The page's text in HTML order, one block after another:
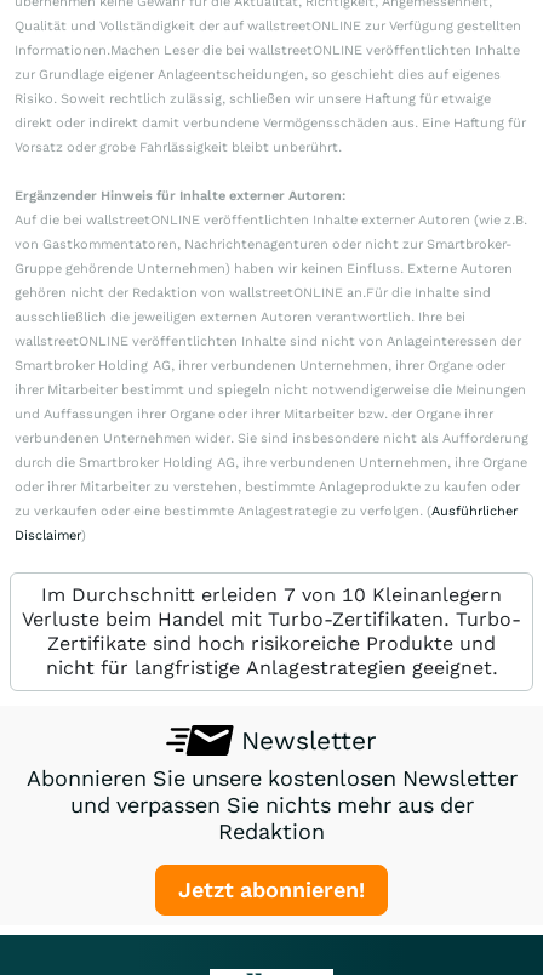
Qualität und Vollständigkeit der auf wallstreetONLINE zur Verfügung gestellten
Informationen.Machen Leser die bei wallstreetONLINE veröffentlichten Inhalte
zur Grundlage eigener Anlageentscheidungen, so geschieht dies auf eigenes
Risiko. Soweit rechtlich zulässig, schließen wir unsere Haftung für etwaige
direkt oder indirekt damit verbundene Vermögensschäden aus. Eine Haftung für
Vorsatz oder grobe Fahrlässigkeit bleibt unberührt.
Ergänzender Hinweis für Inhalte externer Autoren:
Auf die bei wallstreetONLINE veröffentlichten Inhalte externer Autoren (wie z.B.
von Gastkommentatoren, Nachrichtenagenturen oder nicht zur Smartbroker-
Gruppe gehörende Unternehmen) haben wir keinen Einfluss. Externe Autoren
gehören nicht der Redaktion von wallstreetONLINE an.Für die Inhalte sind
ausschließlich die jeweiligen externen Autoren verantwortlich. Ihre bei
wallstreetONLINE veröffentlichten Inhalte sind nicht von Anlageinteressen der
Smartbroker Holding AG, ihrer verbundenen Unternehmen, ihrer Organe oder
ihrer Mitarbeiter bestimmt und spiegeln nicht notwendigerweise die Meinungen
und Auffassungen ihrer Organe oder ihrer Mitarbeiter bzw. der Organe ihrer
verbundenen Unternehmen wider. Sie sind insbesondere nicht als Aufforderung
durch die Smartbroker Holding AG, ihre verbundenen Unternehmen, ihre Organe
oder ihrer Mitarbeiter zu verstehen, bestimmte Anlageprodukte zu kaufen oder
zu verkaufen oder eine bestimmte Anlagestrategie zu verfolgen. (Ausführlicher
Disclaimer)
Im Durchschnitt erleiden 7 von 10 Kleinanlegern
Verluste beim Handel mit Turbo-Zertifikaten. Turbo-
Zertifikate sind hoch risikoreiche Produkte und
nicht für langfristige Anlagestrategien geeignet.
Newsletter
Abonnieren Sie unsere kostenlosen Newsletter
und verpassen Sie nichts mehr aus der
Redaktion
Jetzt abonnieren!